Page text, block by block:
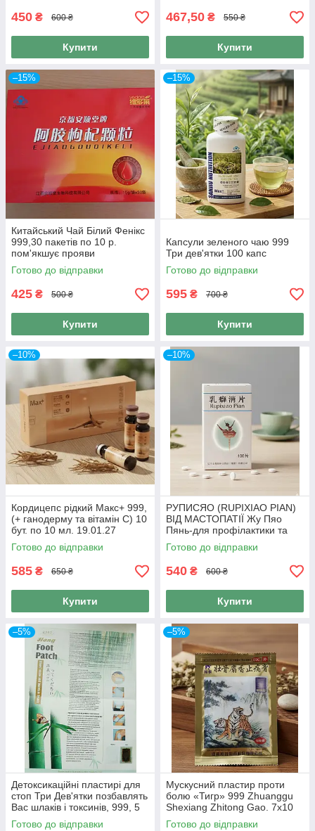
450 ₴ 600 ₴
Купити
467,50 ₴ 550 ₴
Купити
–15%
Китайський Чай Білий Фенікс
999,30 пакетів по 10 р.
пом'якшує прояви
клімактеричного синдрому.
Готово до відправки
425 ₴ 500 ₴
Купити
–15%
Капсули зеленого чаю 999
Три дев'ятки 100 капс
Готово до відправки
595 ₴ 700 ₴
Купити
–10%
Кордицепс рідкий Макс+ 999,
(+ ганодерму та вітамін С) 10
бут. по 10 мл. 19.01.27
Готово до відправки
585 ₴ 650 ₴
Купити
–10%
РУПИСЯО (RUPIXIAO PIAN)
ВІД МАСТОПАТІЇ Жу Пяо
Пянь-для профілактики та
лікування молочної залози
100 таб., 999
Готово до відправки
540 ₴ 600 ₴
Купити
–5%
Детоксикаційні пластирі для
стоп Три Дев'ятки позбавлять
Вас шлаків і токсинів, 999, 5
пар 10 шт.
Готово до відправки
–5%
Мускусний пластир проти
болю «Тигр» 999 Zhuanggu
Shexiang Zhitong Gao. 7х10
см/10 шт. в упаковці
Готово до відправки